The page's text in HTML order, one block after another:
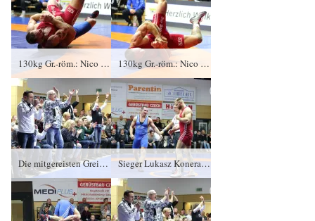
130kg Gr.-röm.: Nico Graf, KFC Leipzig gegen Lukasz Konera (blaues Trikot), RSV Rotation Greiz 0:4/TÜ/0:16/02:07 130kg Gr.-röm.: Nico Graf, KFC Leipzig gegen Lukasz Konera (blaues Trikot), RSV Rotation Greiz 0:4/TÜ/0:16/02:07
Die mitgereisten Greizer Fans feiern den Sieg von Lukasz Konera Sieger Lukasz Konera (blaues Trikot), RSV Rotation Greiz, Kampfrichter Mario Schmidt und Nico Graf, KFC Leipzig